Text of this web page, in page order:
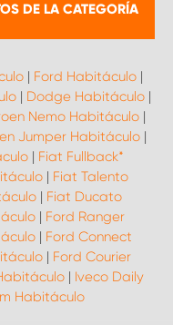
DE LA CATEGORÍA
| Ford Habitáculo |
| Dodge Habitáculo |
Nemo Habitáculo|
Jumper Habitáculo |
| Fiat Fullback*
| Fiat Talento
| Fiat Ducato
| Ford Ranger
| Ford Connect
| Ford Courier
| Iveco Daily
Habitáculo